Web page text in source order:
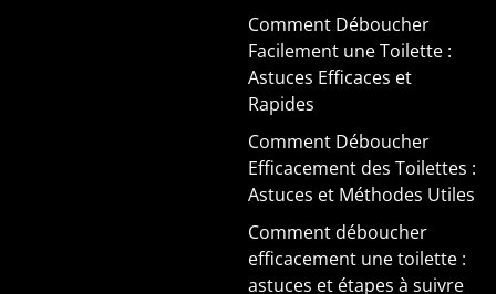
Comment Déboucher
Facilement une Toilette :
Astuces Efficaces et
Rapides
Comment Déboucher
Efficacement des Toilettes :
Astuces et Méthodes Utiles
Comment déboucher
efficacement une toilette :
astuces et étapes à suivre